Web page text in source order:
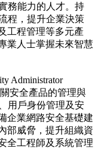
務能力的人才。持
程，提升企業決策
工程管理等多元產
業人士掌握未來智慧
Administrator
安全產品的管理與
用戶身份管理及安
企業網路安全基礎建
部威脅，提升組織資
全工程師及系統管理